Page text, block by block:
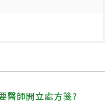
醫師開立處方箋?